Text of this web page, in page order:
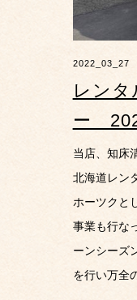
2022_03_27
レンタ
ー
当店、知床
北海道レン
ホーツクと
事業も行な
ーンシーズ
を行い万全